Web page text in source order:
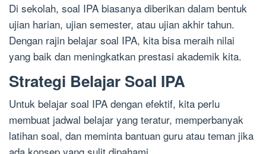
Di sekolah, soal IPA biasanya diberikan dalam bentuk
ujian harian, ujian semester, atau ujian akhir tahun.
Dengan rajin belajar soal IPA, kita bisa meraih nilai
yang baik dan meningkatkan prestasi akademik kita.
Strategi Belajar Soal IPA
Untuk belajar soal IPA dengan efektif, kita perlu
membuat jadwal belajar yang teratur, memperbanyak
latihan soal, dan meminta bantuan guru atau teman jika